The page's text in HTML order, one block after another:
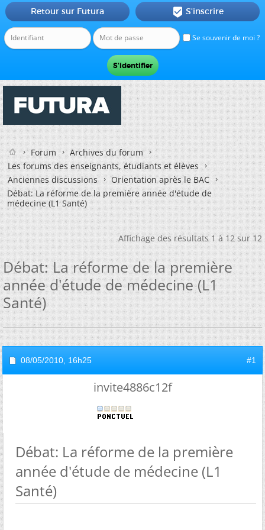
Se souvenir de moi ?
Retour sur Futura  S'inscrire
Forum
Archives du forum
Les forums des enseignants, étudiants et élèves
Anciennes discussions
Orientation après le BAC
Débat: La réforme de la première année d'étude de
médecine (L1 Santé)
Affichage des résultats 1 à 12 sur 12
Débat: La réforme de la première
année d'étude de médecine (L1
Santé)
08/05/2010, 16h25 #1
invite4886c12f
Débat: La réforme de la première
année d'étude de médecine (L1
Santé)